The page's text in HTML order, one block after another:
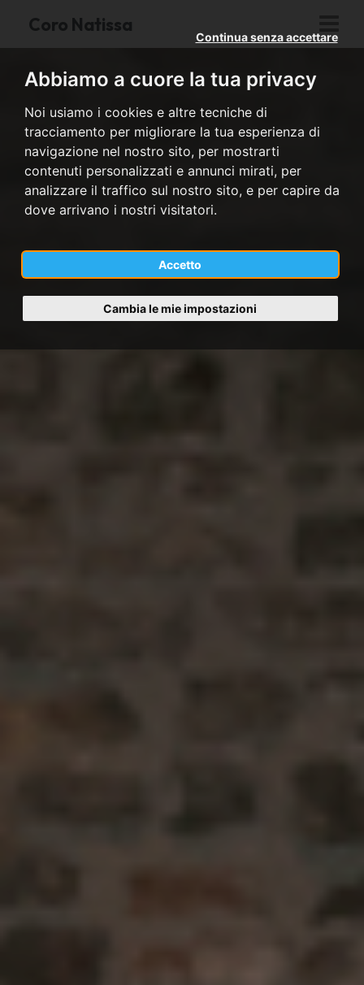
Abbiamo a cuore la tua privacy
Noi usiamo i cookies e altre tecniche di
tracciamento per migliorare la tua esperienza di
navigazione nel nostro sito, per mostrarti
contenuti personalizzati e annunci mirati, per
analizzare il traffico sul nostro sito, e per capire da
dove arrivano i nostri visitatori.
Accetto
Continua senza accettare
Cambia le mie impostazioni
Coro Natissa